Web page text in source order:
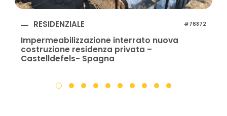
RESIDENZIALE #76872
Impermeabilizzazione interrato nuova
costruzione residenza privata –
Castelldefels- Spagna